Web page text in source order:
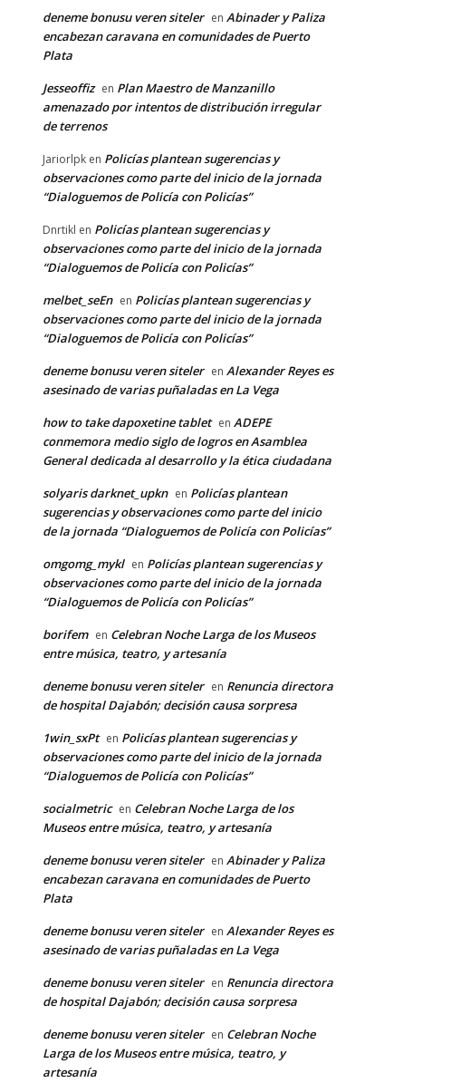
deneme bonusu veren siteler en Abinader y Paliza
encabezan caravana en comunidades de Puerto
Plata
Jesseoffiz en Plan Maestro de Manzanillo
amenazado por intentos de distribución irregular
de terrenos
Jariorlpk en Policías plantean sugerencias y
observaciones como parte del inicio de la jornada
“Dialoguemos de Policía con Policías”
Dnrtikl en Policías plantean sugerencias y
observaciones como parte del inicio de la jornada
“Dialoguemos de Policía con Policías”
melbet_seEn en Policías plantean sugerencias y
observaciones como parte del inicio de la jornada
“Dialoguemos de Policía con Policías”
deneme bonusu veren siteler en Alexander Reyes es
asesinado de varias puñaladas en La Vega
how to take dapoxetine tablet en ADEPE
conmemora medio siglo de logros en Asamblea
General dedicada al desarrollo y la ética ciudadana
solyaris darknet_upkn en Policías plantean
sugerencias y observaciones como parte del inicio
de la jornada “Dialoguemos de Policía con Policías”
omgomg_mykl en Policías plantean sugerencias y
observaciones como parte del inicio de la jornada
“Dialoguemos de Policía con Policías”
borifem en Celebran Noche Larga de los Museos
entre música, teatro, y artesanía
deneme bonusu veren siteler en Renuncia directora
de hospital Dajabón; decisión causa sorpresa
1win_sxPt en Policías plantean sugerencias y
observaciones como parte del inicio de la jornada
“Dialoguemos de Policía con Policías”
socialmetric en Celebran Noche Larga de los
Museos entre música, teatro, y artesanía
deneme bonusu veren siteler en Abinader y Paliza
encabezan caravana en comunidades de Puerto
Plata
deneme bonusu veren siteler en Alexander Reyes es
asesinado de varias puñaladas en La Vega
deneme bonusu veren siteler en Renuncia directora
de hospital Dajabón; decisión causa sorpresa
deneme bonusu veren siteler en Celebran Noche
Larga de los Museos entre música, teatro, y
artesanía